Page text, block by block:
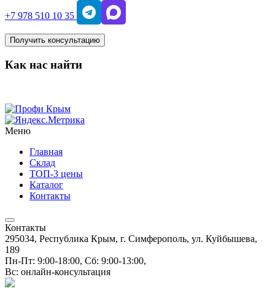
+7 978 510 10 35
Получить консультацию
Как нас найти
Меню
Главная
Склад
ТОП-3 цены
Каталог
Контакты
Контакты
295034, Республика Крым, г. Симферополь, ул. Куйбышева,
189
Пн-Пт: 9:00-18:00, Сб: 9:00-13:00,
Вс: онлайн-консультация